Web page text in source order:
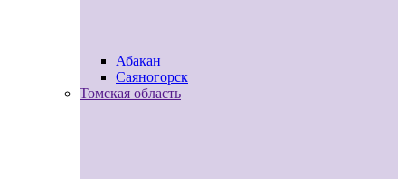
Абакан
Саяногорск
Томская область